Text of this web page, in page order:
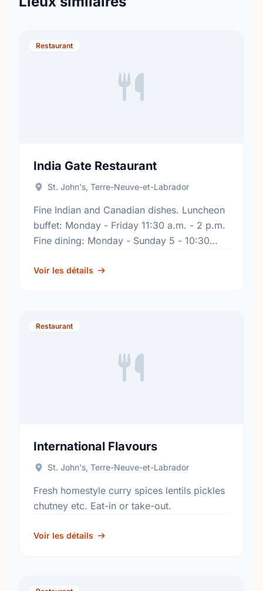
Restaurant
India Gate Restaurant
St. John's, Terre-Neuve-et-Labrador
Fine Indian and Canadian dishes. Luncheon
buffet: Monday - Friday 11:30 a.m. - 2 p.m.
Fine dining: Monday - Sunday 5 - 10:30
Voir les détails
Restaurant
International Flavours
St. John's, Terre-Neuve-et-Labrador
Fresh homestyle curry spices lentils pickles
chutney etc. Eat-in or take-out.
Voir les détails